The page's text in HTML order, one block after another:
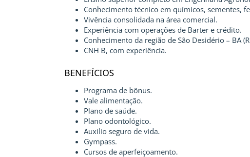
Conhecimento técnico em químicos, sementes,
Vivência consolidada na área comercial.
Experiência com operações de Barter e crédito.
Conhecimento da região de São Desidério – BA
CNH B, com experiência.
BENEFÍCIOS
Programa de bônus.
Vale alimentação.
Plano de saúde.
Plano odontológico.
Auxilio seguro de vida.
Gympass.
Cursos de aperfeiçoamento.